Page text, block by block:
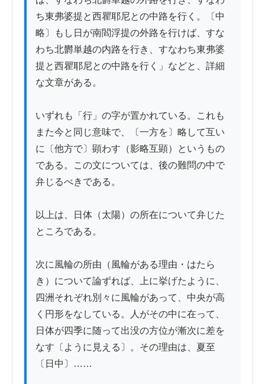
ち東弗婆提と西瞿耶尼との中路を行く。〔中
略〕もし日が南閻浮提の外路を行けば、すな
わち北欝単越の内路を行き、すなわち東弗婆
提と西瞿耶尼との中路を行く」などと、詳細
な文章がある。
いずれも「行」の字が置かれている。これも
また今と同じ意味で、〔一方を〕略して互い
に〔他方で〕顕わす（影略互顕）というもの
である。この文については、後の難問の中で
弁じるべきである。
以上は、日体（太陽）の所在について弁じた
ところである。
次に風輪の所由（風輪がある理由・はたら
き）について論ずれば、上に挙げたように、
四洲それぞれ別々に風輪があって、中央が高
く円形をなしている。人がその中に在って、
日体が四季に随って出没の方位が漸次に差を
なす〔ように見える〕。その理由は、夏至
〔日中〕……